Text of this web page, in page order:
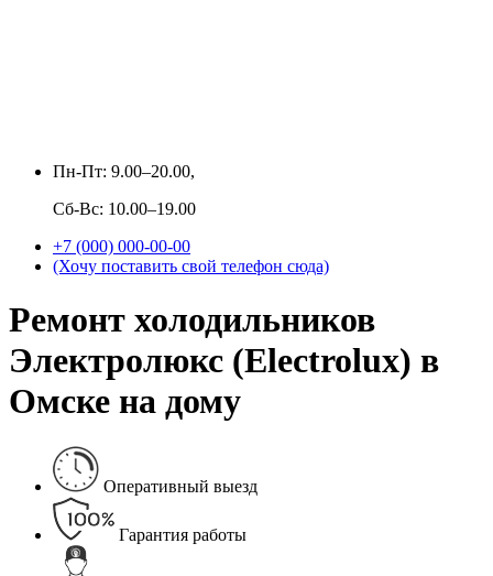
Пн-Пт: 9.00–20.00,
Сб-Вс: 10.00–19.00
+7 (000) 000-00-00
(Хочу поставить свой телефон сюда)
Ремонт холодильников
Электролюкс (Electrolux) в
Омске на дому
Оперативный выезд
Гарантия работы